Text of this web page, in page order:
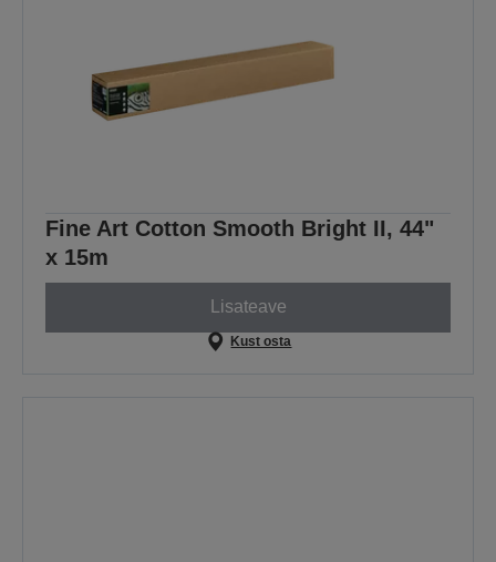
Fine Art Cotton Smooth Bright II, 44"
x 15m
Lisateave
Kust osta